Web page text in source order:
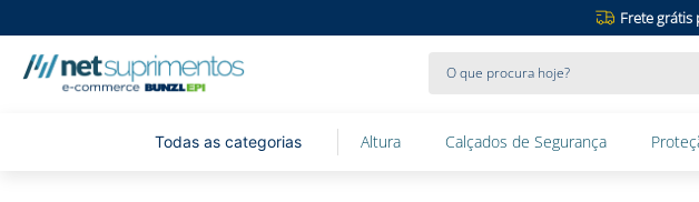
Frete grátis
Altura Calçados de Segurança